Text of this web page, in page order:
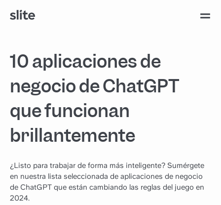
10 aplicaciones de
negocio de ChatGPT
que funcionan
brillantemente
¿Listo para trabajar de forma más inteligente? Sumérgete
en nuestra lista seleccionada de aplicaciones de negocio
de ChatGPT que están cambiando las reglas del juego en
2024.